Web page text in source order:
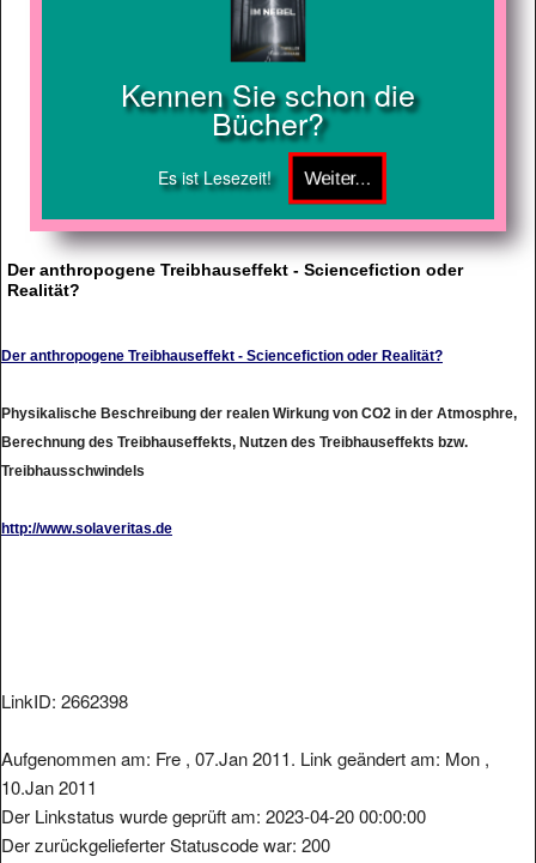
Kennen Sie schon die
Bücher?
Es ist Lesezeit!
Der anthropogene Treibhauseffekt - Sciencefiction oder
Realität?
Der anthropogene Treibhauseffekt - Sciencefiction oder Realität?
Physikalische Beschreibung der realen Wirkung von CO2 in der Atmosphre,
Berechnung des Treibhauseffekts, Nutzen des Treibhauseffekts bzw.
Treibhausschwindels
http://www.solaveritas.de
LinkID: 2662398
Aufgenommen am: Fre , 07.Jan 2011. Link geändert am: Mon ,
10.Jan 2011
Der Linkstatus wurde geprüft am: 2023-04-20 00:00:00
Der zurückgelieferter Statuscode war: 200